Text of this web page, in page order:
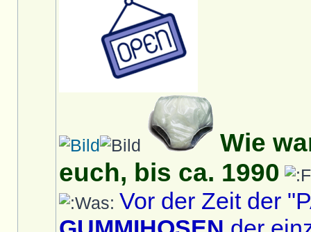
Wie
euch, bis ca. 1990
Vor der Zeit der